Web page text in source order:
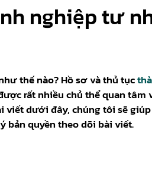
nghiệp tư
thế nào? Hồ sơ và thủ tục
rất nhiều chủ thể quan tâm
viết dưới đây, chúng tôi sẽ
bản quyền theo dõi bài viết.